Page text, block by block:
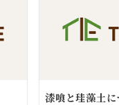
漆喰と珪藻土につ